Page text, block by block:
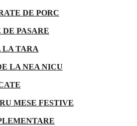
DE PORC
DE PASARE
LA TARA
LA NEA NICU
MESE FESTIVE